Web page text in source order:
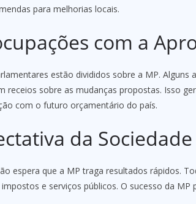
para melhorias locais.
com a
estão divididos sobre a MP.
receios sobre as mudanças propostas. Isso
com o futuro orçamentário do país.
da Sociedade
espera que a MP traga resultados rápidos.
e serviços públicos. O sucesso da